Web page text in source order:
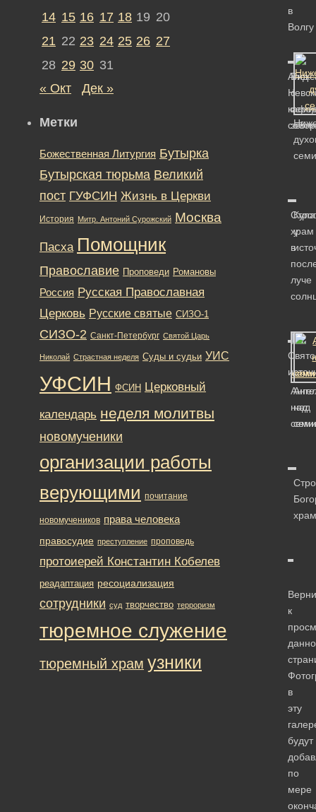
в
Волгу
собор
Вид
с
храм
в
луче
у
над
над
храм
к
в
эту
будут
по
мере
14 15 16 17 18 19 20
21 22 23 24 25 26 27
28 29 30 31
« Окт
Дек »
Метки
Божественная Литургия Бутырка
Бутырская тюрьма Великий
пост ГУФСИН Жизнь в Церкви
История Митр. Антоний Сурожский Москва
Пасха Помощник
Православие Проповеди Романовы
Россия Русская Православная
Церковь Русские святые СИЗО-1
СИЗО-2 Санкт-Петербург Святой Царь
Николай Страстная неделя Суды и судьи УИС
УФСИН ФСИН Церковный
календарь неделя молитвы
новомученики
организации работы
верующими почитание
новомучеников права человека
правосудие преступление проповедь
протоиерей Константин Кобелев
реадаптация ресоциализация
сотрудники суд творчество терроризм
тюремное служение
тюремный храм узники